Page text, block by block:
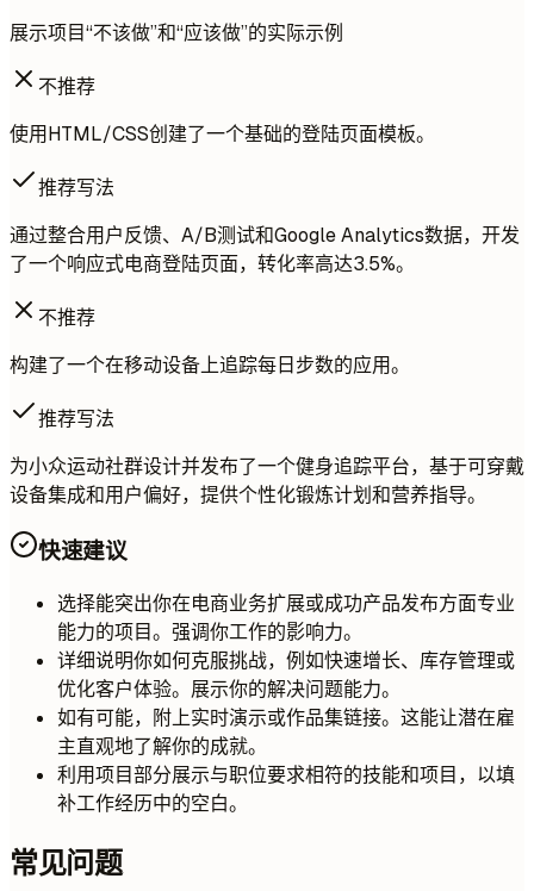
展示项目“不该做”和“应该做”的实际示例
不推荐
使用HTML/CSS创建了一个基础的登陆页面模板。
推荐写法
通过整合用户反馈、A/B测试和Google Analytics数据，开发
了一个响应式电商登陆页面，转化率高达3.5%。
不推荐
构建了一个在移动设备上追踪每日步数的应用。
推荐写法
为小众运动社群设计并发布了一个健身追踪平台，基于可穿戴
设备集成和用户偏好，提供个性化锻炼计划和营养指导。
快速建议
选择能突出你在电商业务扩展或成功产品发布方面专业
能力的项目。强调你工作的影响力。
详细说明你如何克服挑战，例如快速增长、库存管理或
优化客户体验。展示你的解决问题能力。
如有可能，附上实时演示或作品集链接。这能让潜在雇
主直观地了解你的成就。
利用项目部分展示与职位要求相符的技能和项目，以填
补工作经历中的空白。
常见问题